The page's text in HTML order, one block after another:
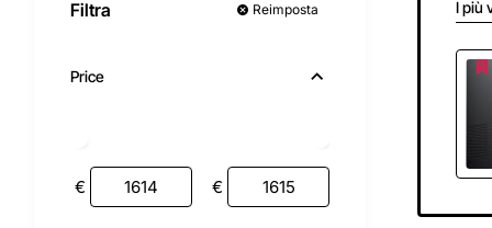
Filtra Reimposta
Price
€ €
I più